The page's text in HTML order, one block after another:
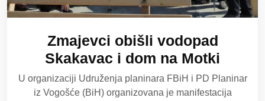
Zmajevci obišli vodopad
Skakavac i dom na Motki
U organizaciji Udruženja planinara FBiH i PD Planinar
iz Vogošće (BiH) organizovana je manifestacija